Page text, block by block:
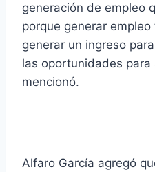
generación de empleo
porque generar
generar un ingreso
las oportunidades para
mencionó.
Alfaro García agregó